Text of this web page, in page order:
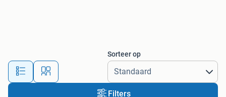
Sorteer op
Filters